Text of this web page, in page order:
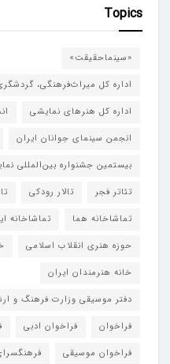
Topics
«سینماحقیقت»
اداره کل میراث‌فرهنگی،
اداره کل هنرهای نمایشی
انجمن سینمای جوانان ایران
بیستمین جشنواره بین‌المللی
تئاتر فجر
تالار رودکی
تماشاخانه هما
تماشاخانه‌
حوزه هنری انقلاب اسلامی
خانه هنرمندان ایران
دفتر موسیقی وزارت فرهنگ و
فراخوان
فراخوان ادبی
فراخوان موسیقی